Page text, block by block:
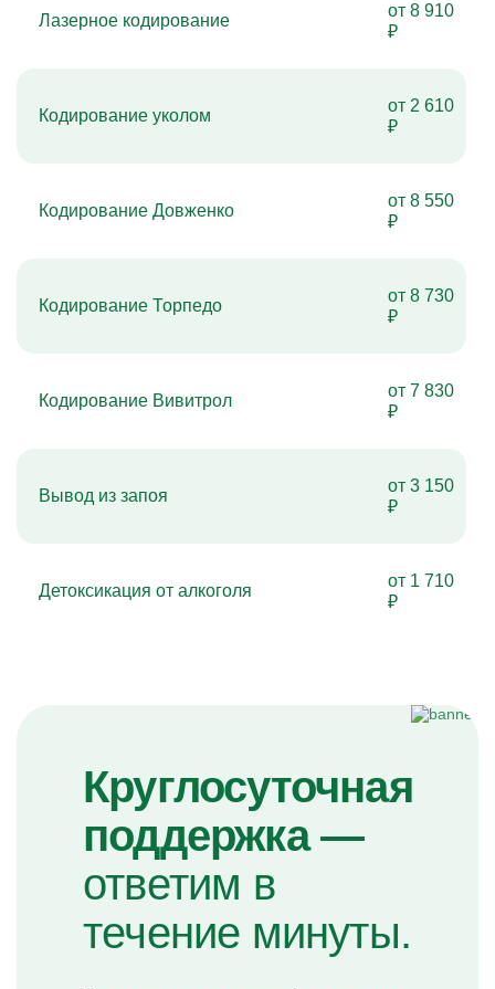
Лазерное кодирование
от 8 910
₽
Кодирование уколом
от 2 610
₽
Кодирование Довженко
от 8 550
₽
Кодирование Торпедо
от 8 730
₽
Кодирование Вивитрол
от 7 830
₽
Вывод из запоя
от 3 150
₽
Детоксикация от алкоголя
от 1 710
₽
Круглосуточная
поддержка —
ответим в
течение минуты.